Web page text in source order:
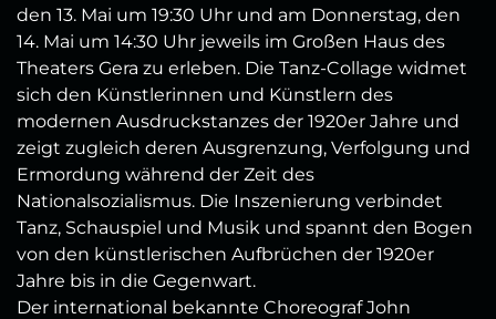
den 13. Mai um 19:30 Uhr und am Donnerstag, den
14. Mai um 14:30 Uhr jeweils im Großen Haus des
Theaters Gera zu erleben. Die Tanz-Collage widmet
sich den Künstlerinnen und Künstlern des
modernen Ausdruckstanzes der 1920er Jahre und
zeigt zugleich deren Ausgrenzung, Verfolgung und
Ermordung während der Zeit des
Nationalsozialismus. Die Inszenierung verbindet
Tanz, Schauspiel und Musik und spannt den Bogen
von den künstlerischen Aufbrüchen der 1920er
Jahre bis in die Gegenwart.
Der international bekannte Choreograf John